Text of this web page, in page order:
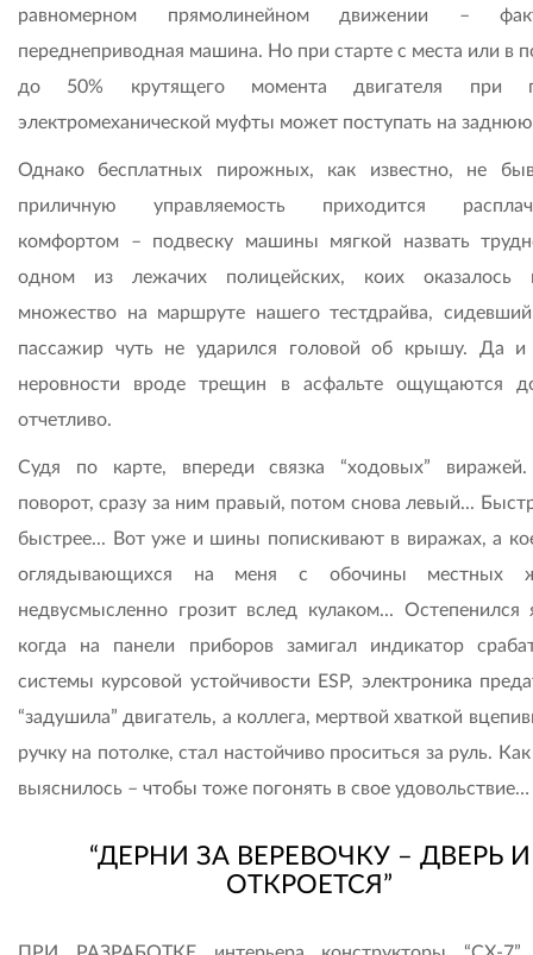
равномерном прямолинейном движении –
переднеприводная машина. Но при старте с места или в
до 50% крутящего момента двигателя при
электромеханической муфты может поступать на
Однако бесплатных пирожных, как известно, не
приличную управляемость приходится
комфортом – подвеску машины мягкой назвать
одном из лежачих полицейских, коих оказалось
множество на маршруте нашего тестдрайва,
пассажир чуть не ударился головой об крышу. Да и
неровности вроде трещин в асфальте ощущаются
отчетливо.
Судя по карте, впереди связка “ходовых”
поворот, сразу за ним правый, потом снова левый...
быстрее... Вот уже и шины попискивают в виражах, а
оглядывающихся на меня с обочины местных
недвусмысленно грозит вслед кулаком...
когда на панели приборов замигал индикатор
системы курсовой устойчивости ESP, электроника
“задушила” двигатель, а коллега, мертвой хваткой
ручку на потолке, стал настойчиво проситься за руль.
выяснилось – чтобы тоже погонять в свое удовольствие…
“ДЕРНИ ЗА ВЕРЕВОЧКУ – ДВЕРЬ И
ОТКРОЕТСЯ”